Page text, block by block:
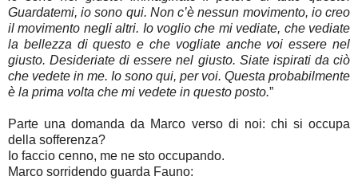
Guardatemi, io sono qui. Non c’è nessun movimento, io creo
il movimento negli altri. Io voglio che mi vediate, che vediate
la bellezza di questo e che vogliate anche voi essere nel
giusto. Desideriate di essere nel giusto. Siate ispirati da ciò
che vedete in me. Io sono qui, per voi. Questa probabilmente
è la prima volta che mi vedete in questo posto.”
Parte una domanda da Marco verso di noi: chi si occupa
della sofferenza?
Io faccio cenno, me ne sto occupando.
Marco sorridendo guarda Fauno: